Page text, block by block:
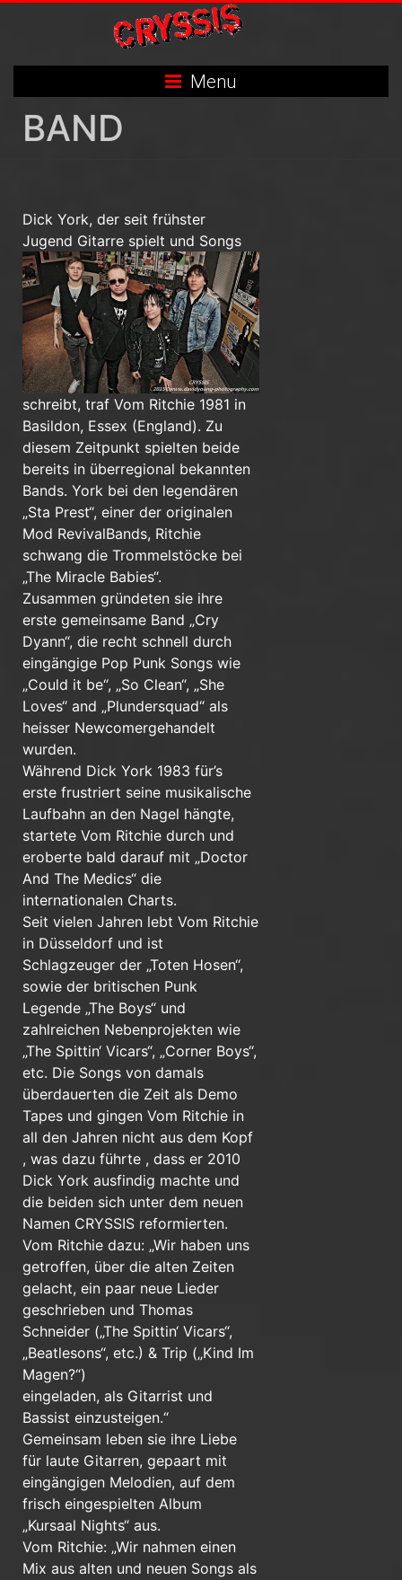
Menu
BAND
Dick York, der seit frühster
Jugend Gitarre spielt und Songs
schreibt, traf Vom Ritchie 1981 in
Basildon, Essex (England). Zu
diesem Zeitpunkt spielten beide
bereits in überregional bekannten
Bands. York bei den legendären
„Sta Prest“, einer der originalen
Mod RevivalBands, Ritchie
schwang die Trommelstöcke bei
„The Miracle Babies“.
Zusammen gründeten sie ihre
erste gemeinsame Band „Cry
Dyann“, die recht schnell durch
eingängige Pop Punk Songs wie
„Could it be“, „So Clean“, „She
Loves“ and „Plundersquad“ als
heisser Newcomergehandelt
wurden.
Während Dick York 1983 für’s
erste frustriert seine musikalische
Laufbahn an den Nagel hängte,
startete Vom Ritchie durch und
eroberte bald darauf mit „Doctor
And The Medics“ die
internationalen Charts.
Seit vielen Jahren lebt Vom Ritchie
in Düsseldorf und ist
Schlagzeuger der „Toten Hosen“,
sowie der britischen Punk
Legende „The Boys“ und
zahlreichen Nebenprojekten wie
„The Spittin‘ Vicars“, „Corner Boys“,
etc. Die Songs von damals
überdauerten die Zeit als Demo
Tapes und gingen Vom Ritchie in
all den Jahren nicht aus dem Kopf
, was dazu führte , dass er 2010
Dick York ausfindig machte und
die beiden sich unter dem neuen
Namen CRYSSIS reformierten.
Vom Ritchie dazu: „Wir haben uns
getroffen, über die alten Zeiten
gelacht, ein paar neue Lieder
geschrieben und Thomas
Schneider („The Spittin‘ Vicars“,
„Beatlesons“, etc.) & Trip („Kind Im
Magen?“)
eingeladen, als Gitarrist und
Bassist einzusteigen.“
Gemeinsam leben sie ihre Liebe
für laute Gitarren, gepaart mit
eingängigen Melodien, auf dem
frisch eingespielten Album
„Kursaal Nights“ aus.
Vom Ritchie: „Wir nahmen einen
Mix aus alten und neuen Songs als